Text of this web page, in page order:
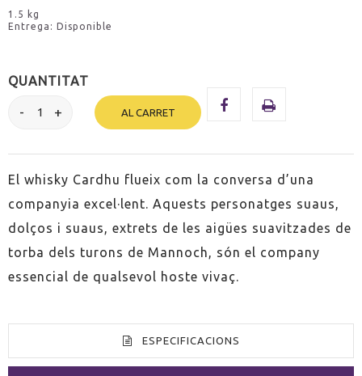
1.5 kg
Entrega: Disponible
QUANTITAT
AL CARRET
El whisky Cardhu flueix com la conversa d’una
companyia excel·lent. Aquests personatges suaus,
dolços i suaus, extrets de les aigües suavitzades de
torba dels turons de Mannoch, són el company
essencial de qualsevol hoste vivaç.
ESPECIFICACIONS